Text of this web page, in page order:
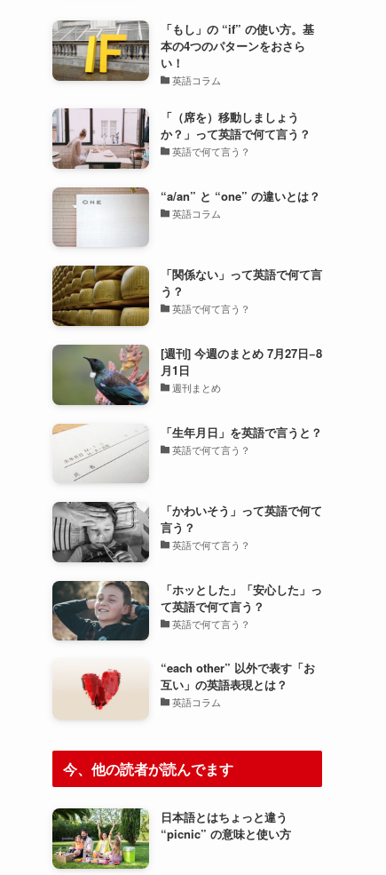
「もし」の “if” の使い方。基
本の4つのパターンをおさら
い！
英語コラム
「（席を）移動しましょう
か？」って英語で何て言う？
英語で何て言う？
“a/an” と “one” の違いとは？
英語コラム
「関係ない」って英語で何て言
う？
英語で何て言う？
[週刊] 今週のまとめ 7月27日−8
月1日
週刊まとめ
「生年月日」を英語で言うと？
英語で何て言う？
「かわいそう」って英語で何て
言う？
英語で何て言う？
「ホッとした」「安心した」っ
て英語で何て言う？
英語で何て言う？
“each other” 以外で表す「お
互い」の英語表現とは？
英語コラム
今、他の読者が読んでます
日本語とはちょっと違う
“picnic” の意味と使い方